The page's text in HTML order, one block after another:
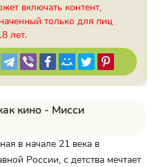
включать контент,
только для лиц
лет.
кино - Мисси
в начале 21 века в
России, с детства мечтает